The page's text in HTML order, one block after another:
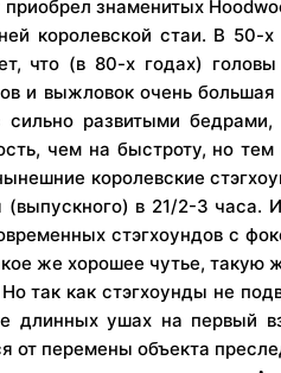
приобрел знаменитых
королевской стаи. В
что (в 80-х годах)
и выжловок очень
развитыми
чем на быстроту, но
королевские
(выпускного) в 21/2-3
стэгхоундов с
же хорошее чутье, такую
так как стэгхоунды не
длинных ушах на первый
от перемены объекта